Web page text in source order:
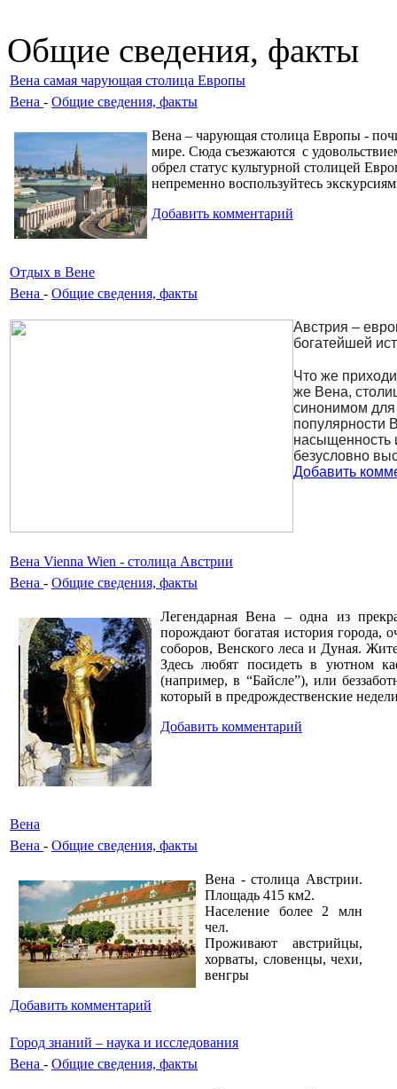
Общие сведения, факты
Вена самая чарующая столица Европы
Вена - Общие сведения, факты
Вена – чарующая столица Европы -
мире. Сюда съезжаются c
обрел статус культурной столицей
непременно воспользуйтесь
Добавить комментарий
Отдых в Вене
Вена - Общие сведения, факты
Австрия –
богатейшей
Что же
же Вена,
синонимом для
популярности
насыщенность
безусловно
Добавить
Вена Vienna Wien - столица Австрии
Вена - Общие сведения, факты
Легендарная Вена – одна из
порождают богатая история города,
соборов, Венского леса и Дуная.
Здесь любят посидеть в уютном
(например, в “Байсле”), или
который в предрождественские
Добавить комментарий
Вена
Вена - Общие сведения, факты
Вена - столица Австрии.
Площадь 415 км2.
Население более 2 млн
чел.
Проживают австрийцы,
хорваты, словенцы, чехи,
венгры
Добавить комментарий
Город знаний – наука и исследования
Вена - Общие сведения, факты